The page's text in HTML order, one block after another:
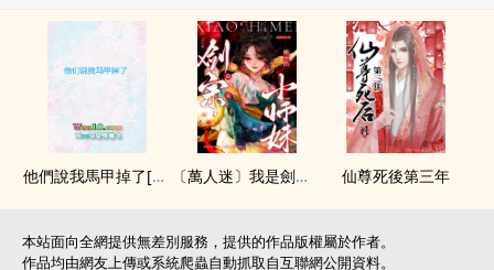
他們說我馬甲掉了[修仙] 〔萬人迷〕我是劍宗唯一的小師妹 仙尊死後第三年
本站面向全網提供無差別服務，提供的作品版權屬於作者。
作品均由網友上傳或系統爬蟲自動抓取自互聯網公開資料。